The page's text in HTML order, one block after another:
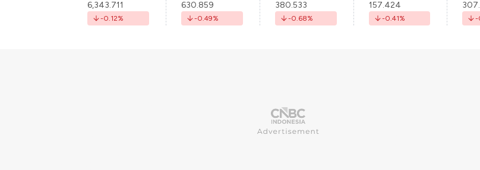
6,343.711
-0.12%
630.859
-0.49%
380.533
-0.68%
157.424
-0.41% -